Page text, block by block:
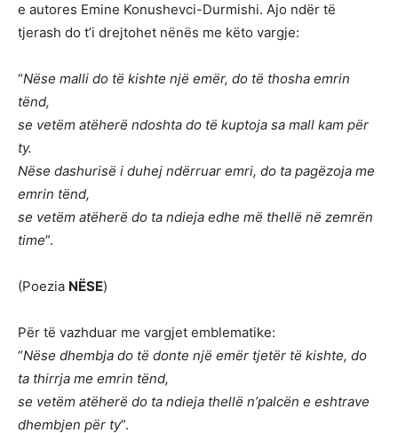
e autores Emine Konushevci-Durmishi. Ajo ndër të
tjerash do t’i drejtohet nënës me këto vargje:
“Nëse malli do të kishte një emër, do të thosha emrin
tënd,
se vetëm atëherë ndoshta do të kuptoja sa mall kam për
ty.
Nëse dashurisë i duhej ndërruar emri, do ta pagëzoja me
emrin tënd,
se vetëm atëherë do ta ndieja edhe më thellë në zemrën
time”.
(Poezia NËSE)
Për të vazhduar me vargjet emblematike:
“Nëse dhembja do të donte një emër tjetër të kishte, do
ta thirrja me emrin tënd,
se vetëm atëherë do ta ndieja thellë n’palcën e eshtrave
dhembjen për ty”.